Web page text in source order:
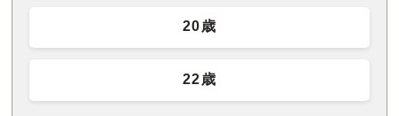
20歳
22歳